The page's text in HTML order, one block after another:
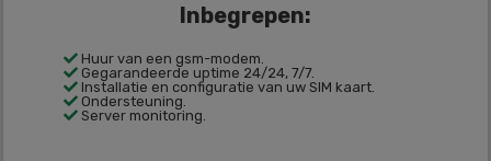
Inbegrepen:
Huur van een gsm-modem.
Gegarandeerde uptime 24/24, 7/7.
Installatie en configuratie van uw SIM kaart.
Ondersteuning.
Server monitoring.